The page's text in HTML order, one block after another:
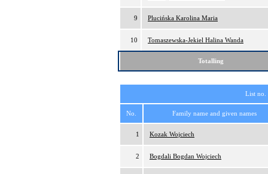
9 Plucińska Karolina Maria
10 Tomaszewska-Jekiel Halina Wanda
Totalling
List
No. Family name and given names
1 Kozak Wojciech
2 Bogdali Bogdan Wojciech